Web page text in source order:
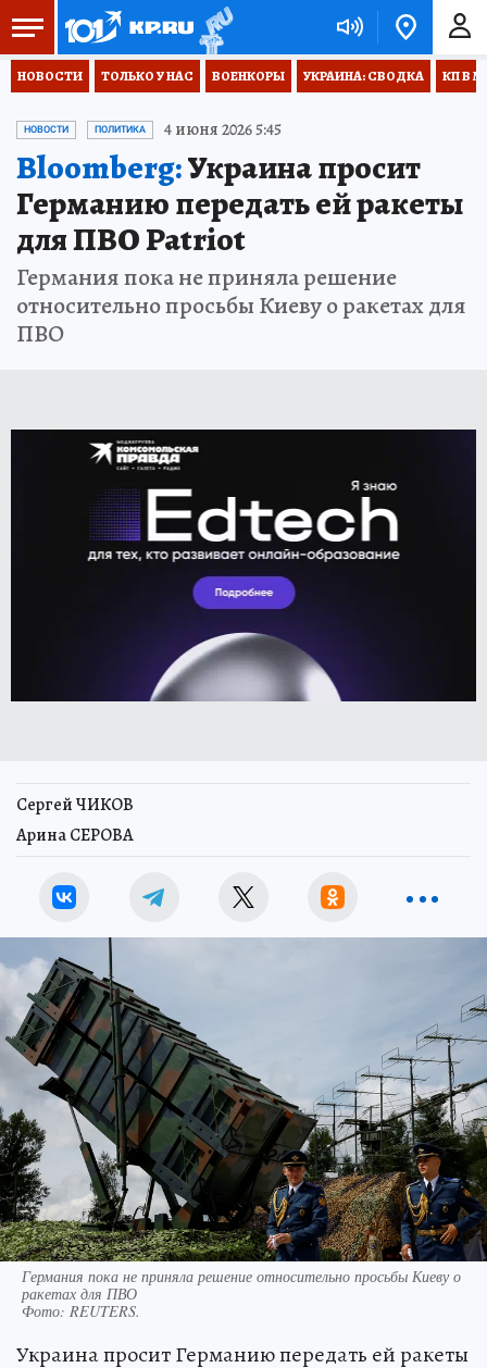
НОВОСТИ ТОЛЬКО У НАС ВОЕНКОРЫ УКРАИНА: СВОДКА КП В
НОВОСТИ ПОЛИТИКА 4 июня 2026 5:45
Bloomberg:Украина просит
Германию передать ей ракеты
для ПВО Patriot
Германия пока не приняла решение
относительно просьбы Киеву о ракетах для
ПВО
Сергей ЧИКОВ
Арина СЕРОВА
Германия пока не приняла решение относительно просьбы Киеву о
ракетах для ПВО
Фото: REUTERS.
Украина просит Германию передать ей ракеты